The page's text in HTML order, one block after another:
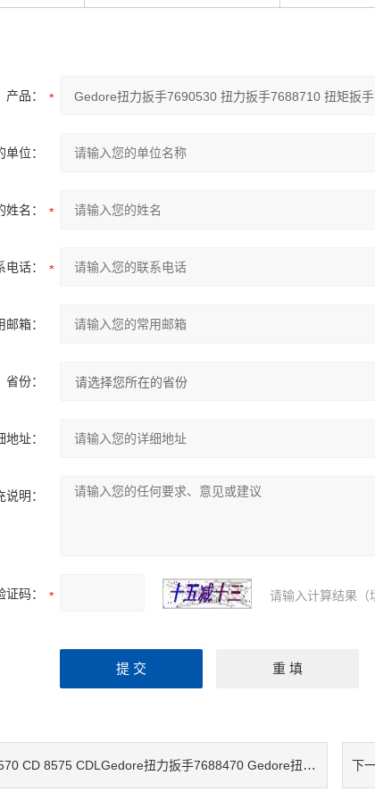
产品：
单位：
姓名：
电话：
邮箱：
省份：
地址：
说明：
证码： 请输入计算结果（
CD 8575 CDLGedore扭力扳手7688470 Gedore扭力扳手7689280 扭矩扳手7689950 下